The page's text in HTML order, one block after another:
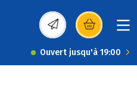
(s’ouvre dans une
Ouvert jusqu'à 19:00